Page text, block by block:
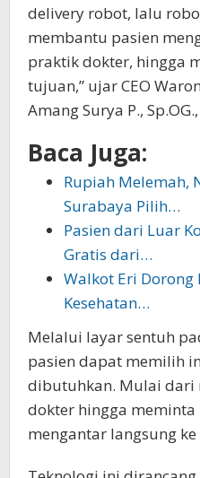
delivery robot, lalu
membantu pasien
praktik dokter, hingga
tujuan,” ujar CEO
Amang Surya P.,
Baca Juga:
Rupiah Melemah,
Surabaya Pilih…
Pasien dari Luar
Gratis dari…
Walkot Eri Dorong
Kesehatan…
Melalui layar sentuh
pasien dapat memilih
dibutuhkan. Mulai dari
dokter hingga
mengantar langsung ke